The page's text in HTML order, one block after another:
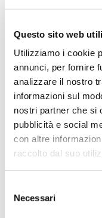
Questo sito web
Utilizziamo i cookie
annunci, per fornire
analizzare il nostro
informazioni sul
nostri partner che si
pubblicità e social
con altre
raccolto dal suo
delNecessari
Settembre 2023
Agosto 2023
Giugno 2023
Aprile 2023
Dicembre 2022